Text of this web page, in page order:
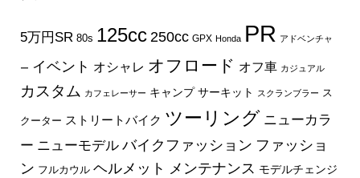
5万円SR 80s 125cc 250cc GPX Honda PR アドベンチャ
ー イベント オシャレ オフロード オフ車 カジュアル
カスタム カフェレーサー キャンプ サーキット スクランブラー ス
クーター ストリートバイク ツーリング ニューカラ
ー ニューモデル バイクファッション ファッショ
ン フルカウル ヘルメット メンテナンス モデルチェンジ